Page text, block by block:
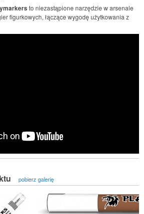
to niezastąpione narzędzie w arsenale
figurkowych, łączące wygodę użytkowania z
pobierz galerię